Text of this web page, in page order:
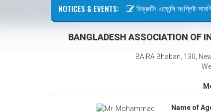
NOTICES & EVENTS: রিক্রুটিং এজেন্সি সংশ্লিষ্ট
BANGLADESH ASSOCIATION OF
BAIRA Bhaban, 130,
Name of